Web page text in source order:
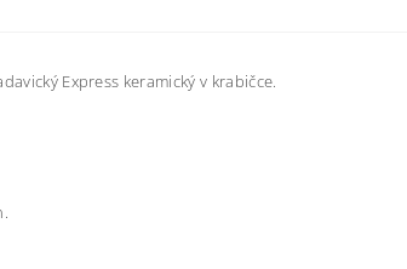
Express keramický v krabičce.